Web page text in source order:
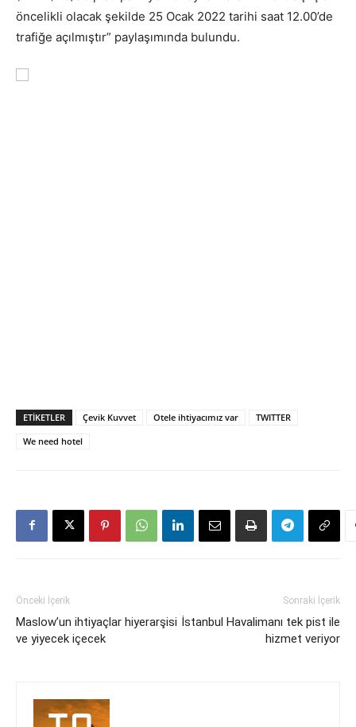
öncelikli olacak şekilde 25 Ocak 2022 tarihi saat 12.00’de
trafiğe açılmıştır” paylaşımında bulundu.
ETIKETLER Çevik Kuvvet Otele ihtiyacımız var
TWITTER
We need hotel
Önceki İçerik
Maslow’un ihtiyaçlar hiyerarşisi
ve yiyecek içecek
Sonraki İçerik
İstanbul Havalimanı tek pist ile
hizmet veriyor